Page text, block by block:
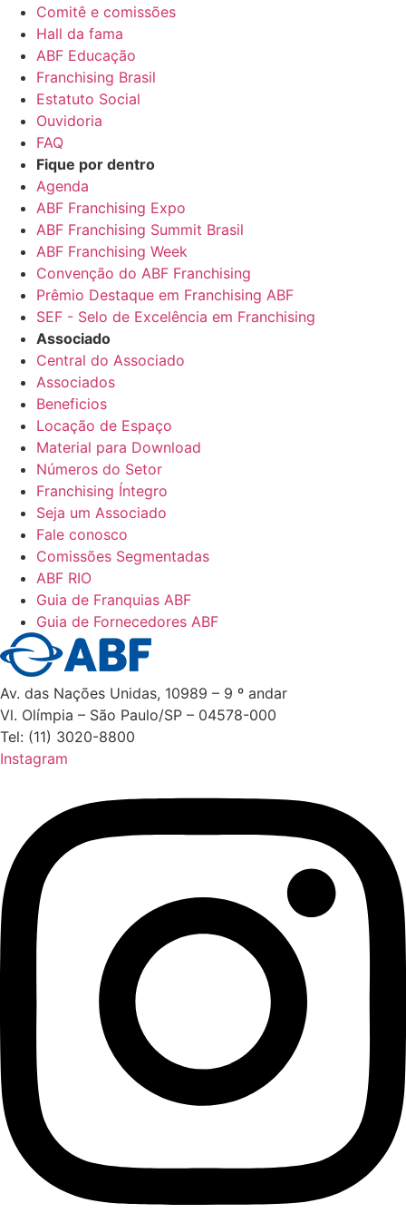
Comitê e comissões
Hall da fama
ABF Educação
Franchising Brasil
Estatuto Social
Ouvidoria
FAQ
Fique por dentro
Agenda
ABF Franchising Expo
ABF Franchising Summit Brasil
ABF Franchising Week
Convenção do ABF Franchising
Prêmio Destaque em Franchising ABF
SEF - Selo de Excelência em Franchising
Associado
Central do Associado
Associados
Beneficios
Locação de Espaço
Material para Download
Números do Setor
Franchising Íntegro
Seja um Associado
Fale conosco
Comissões Segmentadas
ABF RIO
Guia de Franquias ABF
Guia de Fornecedores ABF
Av. das Nações Unidas, 10989 – 9 º andar
Vl. Olímpia – São Paulo/SP – 04578-000
Tel: (11) 3020-8800
Instagram